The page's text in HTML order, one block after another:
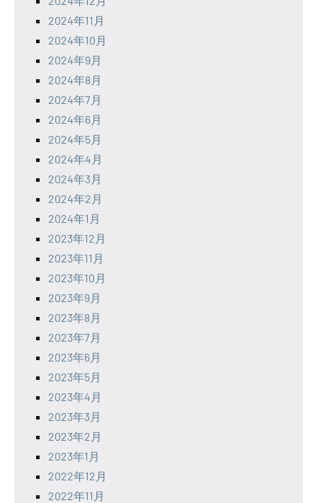
2024年11月
2024年10月
2024年9月
2024年8月
2024年7月
2024年6月
2024年5月
2024年4月
2024年3月
2024年2月
2024年1月
2023年12月
2023年11月
2023年10月
2023年9月
2023年8月
2023年7月
2023年6月
2023年5月
2023年4月
2023年3月
2023年2月
2023年1月
2022年12月
2022年11月